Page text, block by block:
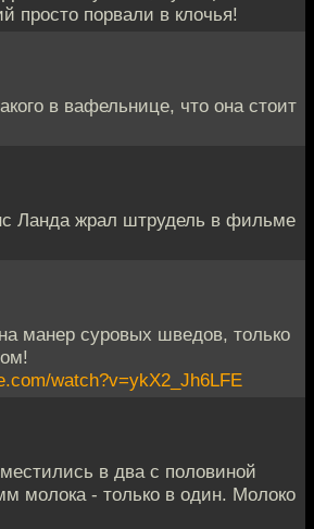
просто порвали в клочья!
в вафельнице, что она стоит
Ланда жрал штрудель в фильме
манер суровых шведов, только
watch?v=ykX2_Jh6LFE
в два с половиной
молока - только в один. Молоко